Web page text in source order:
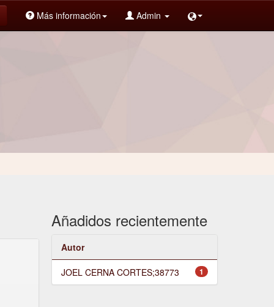
Más información Admin
Añadidos recientemente
Autor
1
JOEL CERNA CORTES;38773